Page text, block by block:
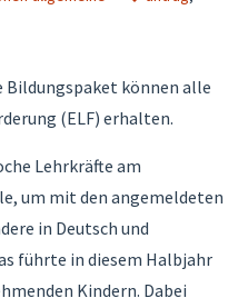
Bildungspaket können alle
(ELF) erhalten.
Lehrkräfte am
um mit den angemeldeten
in Deutsch und
führte in diesem Halbjahr
Kindern. Dabei